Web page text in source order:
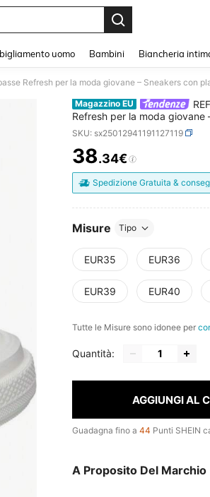
uomo Bambini Biancheria
Magazzino EU
Refresh per la moda
medio peso e dettagli floreali
cerniera – Casual – Vegane –
SKU: sx25012941191127119
PRICE AND
38.34€
Spedizione Gratuita &
Misure Tipo
EUR35 EUR36
EUR39 EUR40
Tutte le Misure sono idonee per
Quantità:
AGGIUNGI AL
Guadagna fino a 44 Punti SHEIN
A Proposito Del Marchio